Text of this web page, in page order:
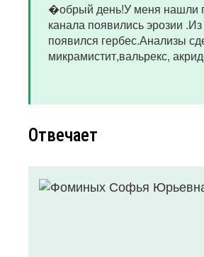
�обрый день!У меня нашли
канала появились эрозии
появился гербес.Анализы
микрамистит,вальрекс,
Отвечает